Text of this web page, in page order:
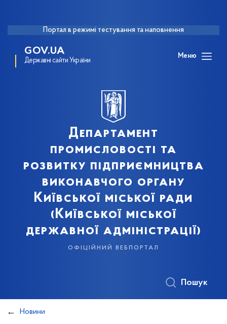
Портал в режимі тестування та наповнення
GOV.UA
Державні сайти України
Меню
Департамент
промисловості та
розвитку підприємництва
виконавчого органу
Київської міської ради
(Київської міської
державної адміністрації)
офіційний вебпортал
Пошук
Новини